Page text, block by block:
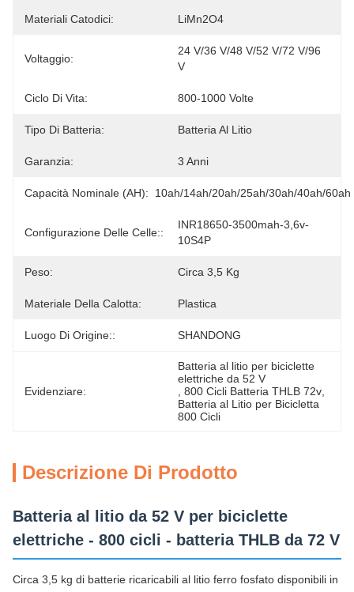
Materiali Catodici: LiMn2O4
Voltaggio:
24 V/36 V/48 V/52 V/72 V/96
V
Ciclo Di Vita: 800-1000 Volte
Tipo Di Batteria: Batteria Al Litio
Garanzia: 3 Anni
Capacità Nominale (AH): 10ah/14ah/20ah/25ah/30ah/40ah/60ah
Configurazione Delle Celle::
INR18650-3500mah-3,6v-
10S4P
Peso: Circa 3,5 Kg
Materiale Della Calotta: Plastica
Luogo Di Origine:: SHANDONG
Evidenziare:
Batteria al litio per biciclette
elettriche da 52 V
800 Cicli Batteria THLB 72v
Batteria al Litio per Bicicletta
800 Cicli
Descrizione Di Prodotto
Batteria al litio da 52 V per biciclette
elettriche - 800 cicli - batteria THLB da 72 V
Circa 3,5 kg di batterie ricaricabili al litio ferro fosfato disponibili in